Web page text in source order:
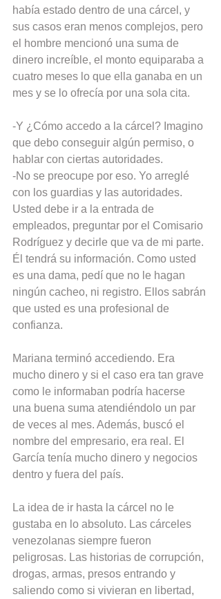
había estado dentro de una cárcel, y
sus casos eran menos complejos, pero
el hombre mencionó una suma de
dinero increíble, el monto equiparaba a
cuatro meses lo que ella ganaba en un
mes y se lo ofrecía por una sola cita.
-Y ¿Cómo accedo a la cárcel? Imagino
que debo conseguir algún permiso, o
hablar con ciertas autoridades.
-No se preocupe por eso. Yo arreglé
con los guardias y las autoridades.
Usted debe ir a la entrada de
empleados, preguntar por el Comisario
Rodríguez y decirle que va de mi parte.
Él tendrá su información. Como usted
es una dama, pedí que no le hagan
ningún cacheo, ni registro. Ellos sabrán
que usted es una profesional de
confianza.
Mariana terminó accediendo. Era
mucho dinero y si el caso era tan grave
como le informaban podría hacerse
una buena suma atendiéndolo un par
de veces al mes. Además, buscó el
nombre del empresario, era real. El
García tenía mucho dinero y negocios
dentro y fuera del país.
La idea de ir hasta la cárcel no le
gustaba en lo absoluto. Las cárceles
venezolanas siempre fueron
peligrosas. Las historias de corrupción,
drogas, armas, presos entrando y
saliendo como si vivieran en libertad,